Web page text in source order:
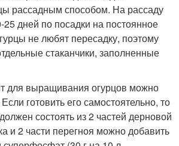
рассадным способом. На рассаду
25 дней по посадки на постоянное
не любят пересадку, поэтому
стаканчики, заполненные
для выращивания огурцов можно
готовить его самостоятельно, то
состоять из 2 частей дерновой
и 2 части перегноя можно добавить